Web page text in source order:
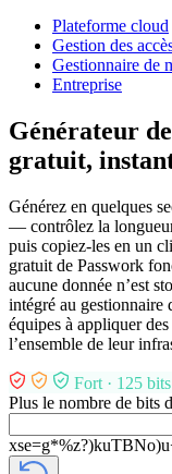
Plateforme cloud
Gestion des
Gestionnaire de
Entreprise
Générateur
gratuit,
Générez en quelques
— contrôlez la
puis copiez-les en un
gratuit de Passwork
aucune donnée n’est
intégré au gestionnaire
équipes à appliquer
l’ensemble de leur
Fort · 125 bits
Plus le nombre de bits